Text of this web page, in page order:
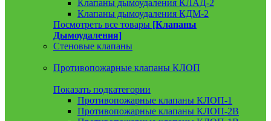
Клапаны дымоудаления КЛАД-2
Клапаны дымоудаления КДМ-2
Посмотреть все товары [Клапаны
Дымоудаления]
Стеновые клапаны
Противопожарные клапаны КЛОП
Показать подкатегории
Противопожарные клапаны КЛОП-1
Противопожарные клапаны КЛОП-2В